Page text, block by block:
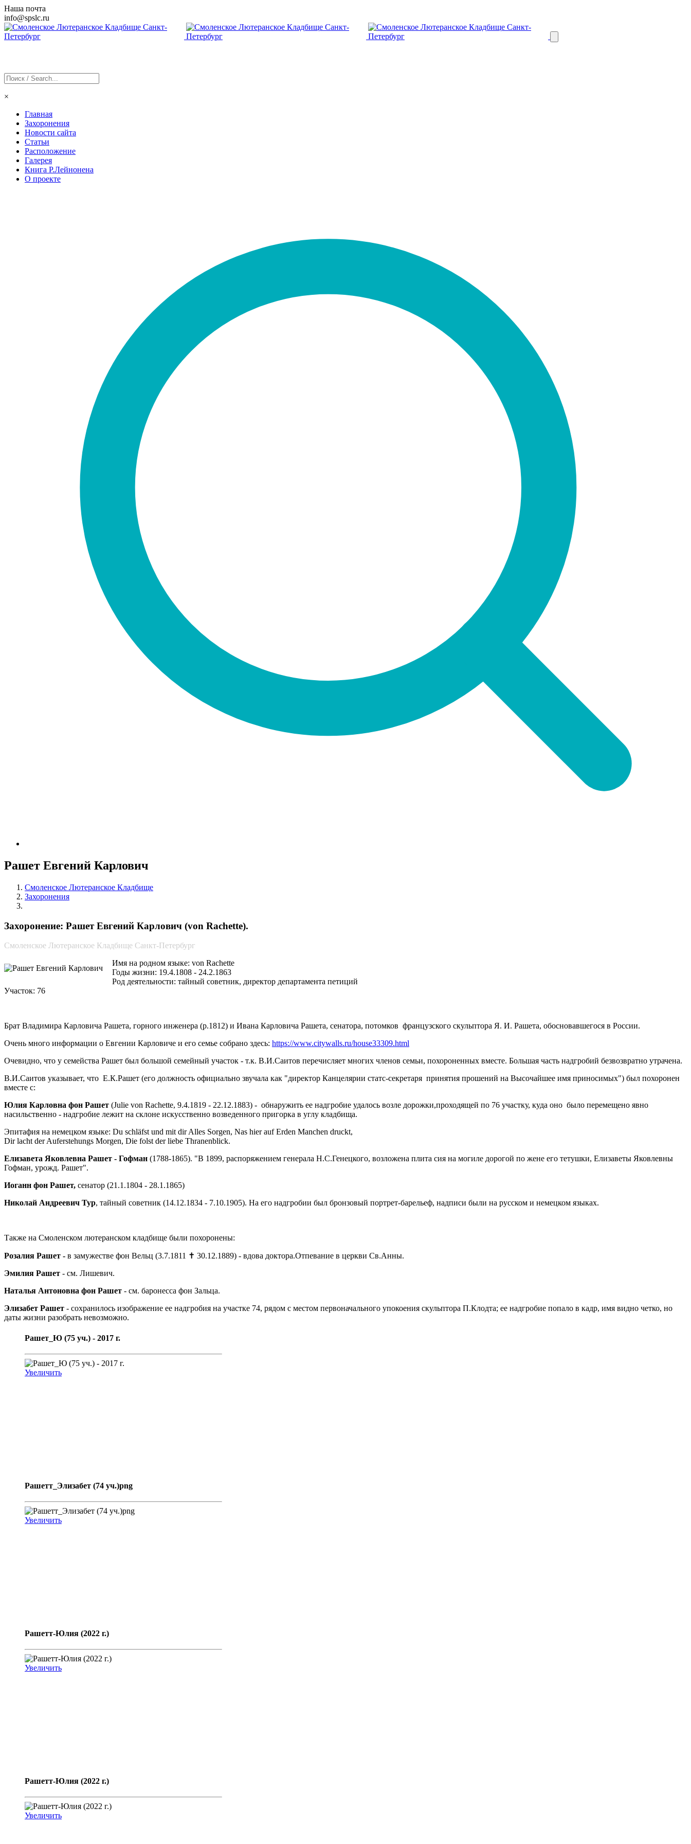
Наша почта
info@spslc.ru
×
Главная
Захоронения
Новости сайта
Статьи
Расположение
Галерея
Книга Р.Лейнонена
О проекте
Рашет Евгений Карлович
Смоленское Лютеранское Кладбище
Захоронения
Захоронение: Рашет Евгений Карлович (von Rachette).
Смоленское Лютеранское Кладбище Санкт-Петербург
Имя на родном языке: von Rachette
Годы жизни: 19.4.1808 - 24.2.1863
Род деятельности: тайный советник, директор департамента петиций
Участок: 76
Брат Владимира Карловича Рашета, горного инженера (р.1812) и Ивана Карловича Рашета, сенатора, потомков французского скульптора Я. И. Рашета, обосновавшегося в России.
Очень много информации о Евгении Карловиче и его семье собрано здесь: https://www.citywalls.ru/house33309.html
Очевидно, что у семейства Рашет был большой семейный участок - т.к. В.И.Саитов перечисляет многих членов семьи, похороненных вместе. Большая часть надгробий безвозвратно утрачена.
В.И.Саитов указывает, что Е.К.Рашет (его должность официально звучала как "директор Канцелярии статс-секретаря принятия прошений на Высочайшее имя приносимых") был похоронен
вместе с:
Юлия Карловна фон Рашет (Julie von Rachette, 9.4.1819 - 22.12.1883) - обнаружить ее надгробие удалось возле дорожки,проходящей по 76 участку, куда оно было перемещено явно
насильственно - надгробие лежит на склоне искусственно возведенного пригорка в углу кладбища.
Эпитафия на немецком языке: Du schläfst und mit dir Alles Sorgen, Nas hier auf Erden Manchen druckt,
Dir lacht der Auferstehungs Morgen, Die folst der liebe Thranenblick.
Елизавета Яковлевна Рашет - Гофман (1788-1865). "В 1899, распоряжением генерала Н.С.Генецкого, возложена плита сия на могиле дорогой по жене его тетушки, Елизаветы Яковлевны
Гофман, урожд. Рашет".
Иоганн фон Рашет, сенатор (21.1.1804 - 28.1.1865)
Николай Андреевич Тур, тайный советник (14.12.1834 - 7.10.1905). На его надгробии был бронзовый портрет-барельеф, надписи были на русском и немецком языках.
Также на Смоленском лютеранском кладбище были похоронены:
Розалия Рашет - в замужестве фон Вельц (3.7.1811 ✝ 30.12.1889) - вдова доктора.Отпевание в церкви Св.Анны.
Эмилия Рашет - см. Лишевич.
Наталья Антоновна фон Рашет - см. баронесса фон Зальца.
Элизабет Рашет - сохранилось изображение ее надгробия на участке 74, рядом с местом первоначального упокоения скульптора П.Клодта; ее надгробие попало в кадр, имя видно четко, но
даты жизни разобрать невозможно.
Рашет_Ю (75 уч.) - 2017 г.
Увеличить
Рашетт_Элизабет (74 уч.)png
Увеличить
Рашетт-Юлия (2022 г.)
Увеличить
Рашетт-Юлия (2022 г.)
Увеличить